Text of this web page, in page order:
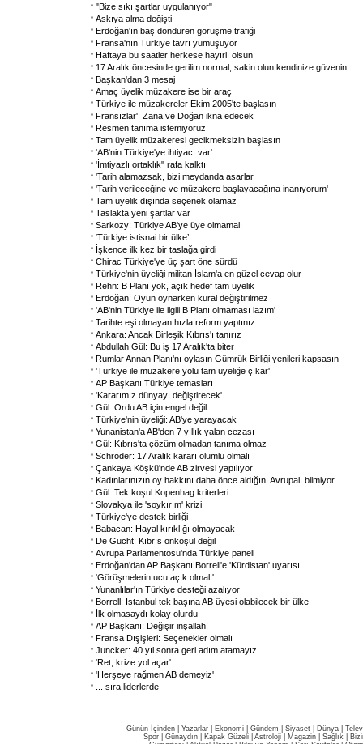
"Bize sıkı şartlar uygulanıyor"
Askıya alma değişti
Erdoğan'ın baş döndüren görüşme trafiği
Fransa'nın Türkiye tavrı yumuşuyor
Haftaya bu saatler herkese hayırlı olsun
17 Aralık öncesinde gerilim normal, sakin olun kendinize güvenin
Başkan'dan 3 mesaj
Amaç üyelik müzakere ise bir araç
Türkiye ile müzakereler Ekim 2005'te başlasın
Fransızlar'ı Zana ve Doğan ikna edecek
Resmen tanıma istemiyoruz
Tam üyelik müzakeresi gecikmeksizin başlasın
'AB'nin Türkiye'ye ihtiyacı var'
'İmtiyazlı ortaklık" rafa kalktı
'Tarih alamazsak, bizi meydanda asarlar
'Tarih verileceğine ve müzakere başlayacağına inanıyorum'
Tam üyelik dışında seçenek olamaz
Taslakta yeni şartlar var
Sarkozy: Türkiye AB'ye üye olmamalı
‘Türkiye istisnai bir ülke’
İşkence ilk kez bir taslağa girdi
Chirac Türkiye'ye üç şart öne sürdü
Türkiye'nin üyeliği militan İslam'a en güzel cevap olur
Rehn: B Planı yok, açık hedef tam üyelik
Erdoğan: Oyun oynarken kural değiştirilmez
'AB'nin Türkiye ile ilgili B Planı olmaması lazım'
Tarihte eşi olmayan hızla reform yaptınız
Ankara: Ancak Birleşik Kıbrıs'ı tanırız
Abdullah Gül: Bu iş 17 Aralık'ta biter
Rumlar Annan Planı'nı oylasın Gümrük Birliği yenileri kapsasın
'Türkiye ile müzakere yolu tam üyeliğe çıkar'
AP Başkanı Türkiye temasları
'Kararımız dünyayı değiştirecek'
Gül: Ordu AB için engel değil
Türkiye'nin üyeliği: AB'ye yarayacak
Yunanistan'a AB'den 7 yıllık yalan cezası
Gül: Kıbrıs'ta çözüm olmadan tanıma olmaz
Schröder: 17 Aralık kararı olumlu olmalı
Çankaya Köşkü'nde AB zirvesi yapılıyor
Kadınlarınızın oy hakkını daha önce aldığını Avrupalı bilmiyor
Gül: Tek koşul Kopenhag kriterleri
Slovakya ile 'soykırım' krizi
Türkiye'ye destek birliği
Babacan: Hayal kırıklığı olmayacak
De Gucht: Kıbrıs önkoşul değil
Avrupa Parlamentosu'nda Türkiye paneli
Erdoğan'dan AP Başkanı Borrell'e 'Kürdistan' uyarısı
'Görüşmelerin ucu açık olmalı'
Yunanlılar'ın Türkiye desteği azalıyor
Borrell: İstanbul tek başına AB üyesi olabilecek bir ülke
İlk olmasaydı kolay olurdu
AP Başkanı: Değişir inşallah!
Fransa Dışişleri: Seçenekler olmalı
Juncker: 40 yıl sonra geri adım atamayız
'Ret, krize yol açar'
'Herşeye rağmen AB demeyiz'
... sıra liderlerde
Günün İçinden Yazarlar Ekonomi Gündem Siyaset Dünya |
Spor
Günaydın Kapak Güzeli Astroloji Magazin Sağlık